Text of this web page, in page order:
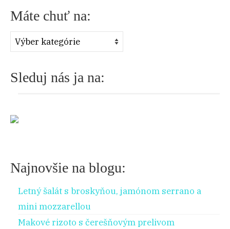
c
h
f
r
Máte chuť na:
Máte
na:
Sleduj nás ja na:
Najnovšie na blogu:
Letný šalát s broskyňou, jamónom serrano a
mini mozzarellou
Makové rizoto s čerešňovým prelivom